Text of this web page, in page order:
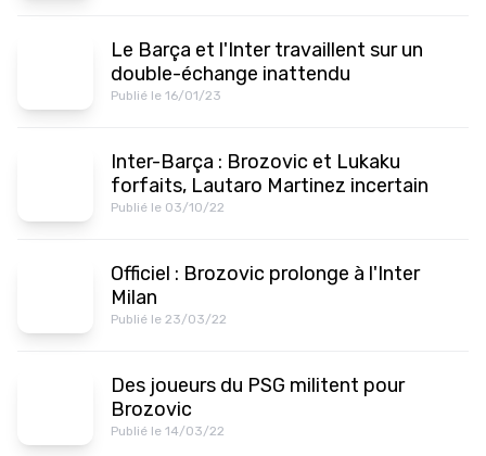
Le Barça et l'Inter travaillent sur un
double-échange inattendu
Publié le 16/01/23
Inter-Barça : Brozovic et Lukaku
forfaits, Lautaro Martinez incertain
Publié le 03/10/22
Officiel : Brozovic prolonge à l'Inter
Milan
Publié le 23/03/22
Des joueurs du PSG militent pour
Brozovic
Publié le 14/03/22